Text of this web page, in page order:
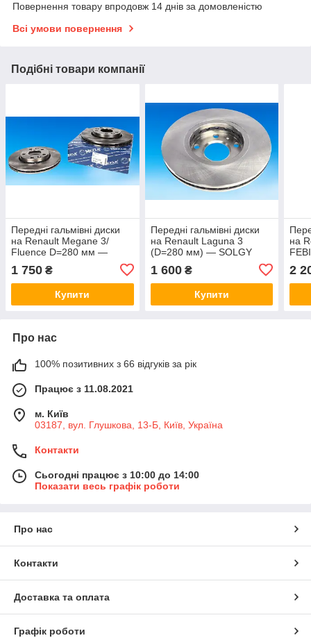
Повернення товару впродовж 14 днів за домовленістю
Всі умови повернення
Подібні товари компанії
Передні гальмівні диски
на Renault Megane 3/
Fluence D=280 мм —
1 750 ₴
Купити
Передні гальмівні диски
на Renault Laguna 3
(D=280 мм) — SOLGY
1 600₴
Купити
на
2
Про нас
100% позитивних з 66 відгуків за рік
Працює з 11.08.2021
м. Київ
03187, вул. Глушкова, 13-Б, Київ, Україна
Контакти
Сьогодні працює з 10:00 до 14:00
Показати весь графік роботи
Про нас
Контакти
Доставка та оплата
Графік роботи